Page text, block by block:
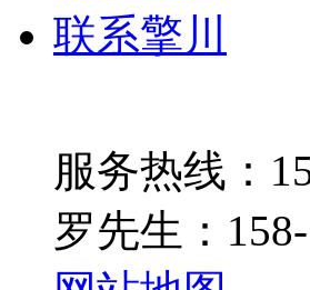
联系擎川
服务热线：
罗先生：